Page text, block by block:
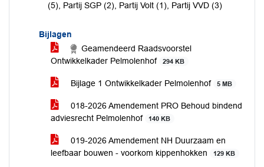
(5), Partij SGP (2), Partij Volt (1), Partij VVD (3)
Bijlagen
Geamendeerd Raadsvoorstel
Ontwikkelkader Pelmolenhof
294 KB
Bijlage 1 Ontwikkelkader Pelmolenhof 5 MB
018-2026 Amendement PRO Behoud bindend
adviesrecht Pelmolenhof
140 KB
019-2026 Amendement NH Duurzaam en
leefbaar bouwen - voorkom kippenhokken
129 KB